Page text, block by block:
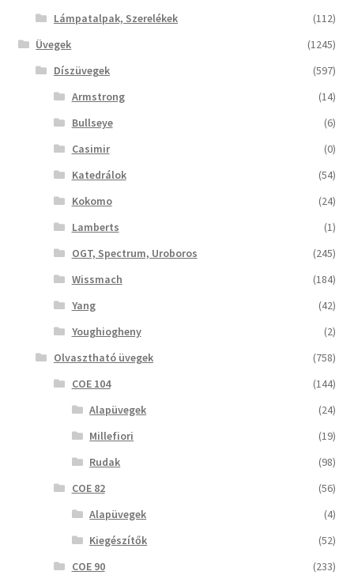
Lámpatalpak, Szerelékek
(112)
Üvegek
(1245)
Díszüvegek
(597)
Armstrong
(14)
Bullseye
(6)
Casimir
(0)
Katedrálok
(54)
Kokomo
(24)
Lamberts
(1)
OGT, Spectrum, Uroboros
(245)
Wissmach
(184)
Yang
(42)
Youghiogheny
(2)
Olvasztható üvegek
(758)
COE 104
(144)
Alapüvegek
(24)
Millefiori
(19)
Rudak
(98)
COE 82
(56)
Alapüvegek
(4)
Kiegészítők
(52)
COE 90
(233)